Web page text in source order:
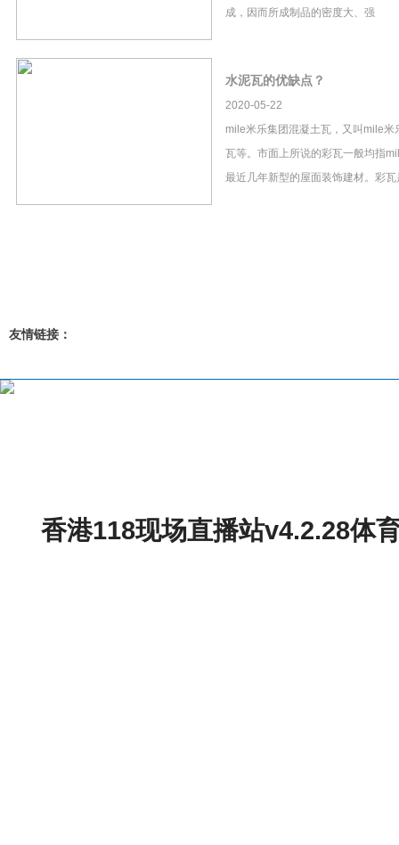
成，因而所成制品的密度大、强
水泥瓦的优缺点？
2020-05-22
mile米乐集团混凝土瓦，又叫mile米
瓦等。市面上所说的彩瓦一般均指
最近几年新型的屋面装饰建材。彩
友情链接：
香港118现场直播站v4.2.28体